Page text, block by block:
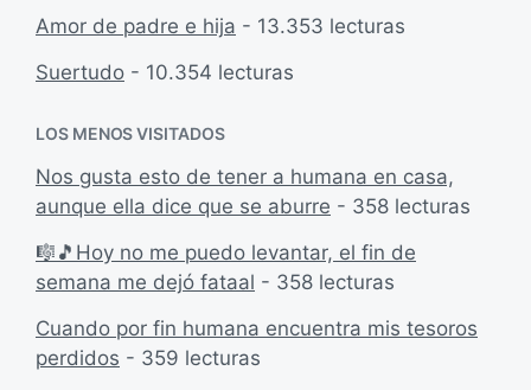
Amor de padre e hija - 13.353 lecturas
Suertudo - 10.354 lecturas
LOS MENOS VISITADOS
Nos gusta esto de tener a humana en casa,
aunque ella dice que se aburre - 358 lecturas
🎼🎵Hoy no me puedo levantar, el fin de
semana me dejó fataal - 358 lecturas
Cuando por fin humana encuentra mis tesoros
perdidos - 359 lecturas